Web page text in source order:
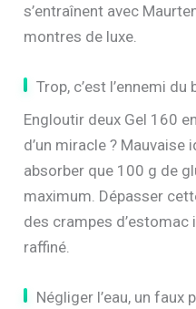
s’entraînent avec
montres de luxe.
Trop, c’est l’ennemi du
Engloutir deux Gel 160
d’un miracle ?
absorber que 100 g de
maximum. Dépasser
des crampes d’estomac
raffiné.
Négliger l’eau, un faux